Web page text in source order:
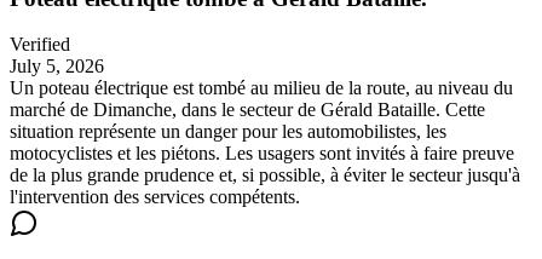
Verified
July 5, 2026
Un poteau électrique est tombé au milieu de la route, au niveau du
marché de Dimanche, dans le secteur de Gérald Bataille. Cette
situation représente un danger pour les automobilistes, les
motocyclistes et les piétons. Les usagers sont invités à faire preuve
de la plus grande prudence et, si possible, à éviter le secteur jusqu'à
l'intervention des services compétents.